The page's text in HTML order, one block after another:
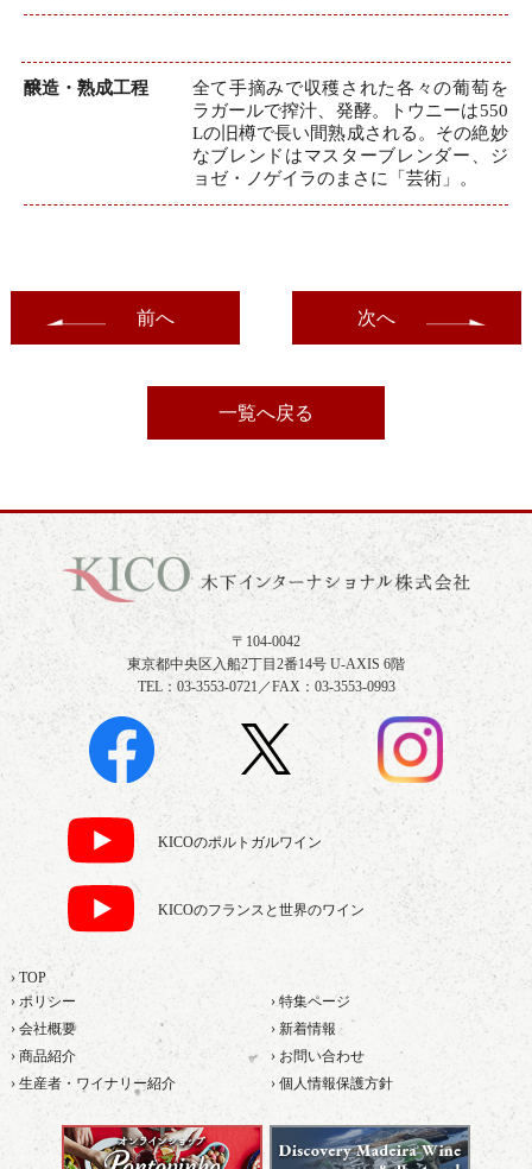
醸造・熟成工程
全て手摘みで収穫された各々の葡萄を
ラガールで搾汁、発酵。トウニーは550
Lの旧樽で長い間熟成される。その絶妙
なブレンドはマスターブレンダー、ジ
ョゼ・ノゲイラのまさに「芸術」。
前へ
一覧へ戻る
次へ
〒104-0042
東京都中央区入船2丁目2番14号 U-AXIS 6階
TEL：03-3553-0721／FAX：03-3553-0993
KICOのポルトガルワイン
KICOのフランスと世界のワイン
› TOP
› ポリシー
› 特集ページ
› 会社概要
› 新着情報
› 商品紹介
› お問い合わせ
› 生産者・ワイナリー紹介
› 個人情報保護方針